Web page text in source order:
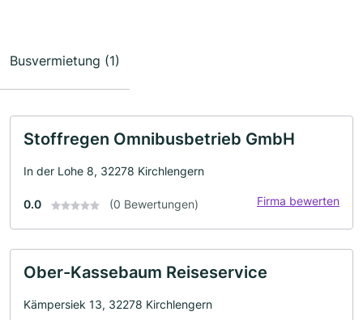
Busvermietung (1)
Stoffregen Omnibusbetrieb GmbH
In der Lohe 8, 32278 Kirchlengern
0.0 (0 Bewertungen) Firma bewerten
Ober-Kassebaum Reiseservice
Kämpersiek 13, 32278 Kirchlengern